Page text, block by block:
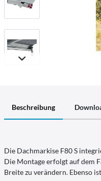
Beschreibung
Die Dachmarkise F80 S
Die Montage erfolgt auf dem
Breite zu verändern. Ebenso